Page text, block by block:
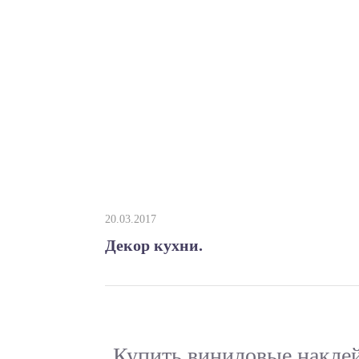
20.03.2017
Декор кухни.